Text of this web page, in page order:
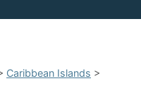
Caribbean Islands >